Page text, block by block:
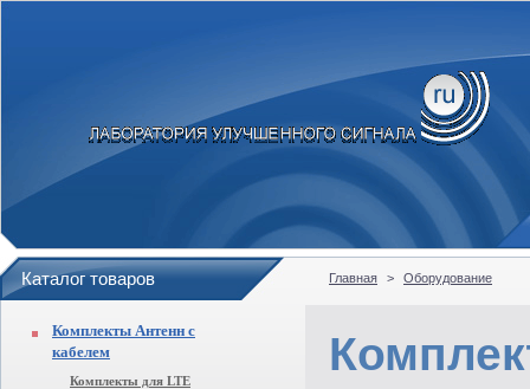
Каталог товаров
Комплекты Антенн с
кабелем
Комплекты для LTE
Главная > Оборудование